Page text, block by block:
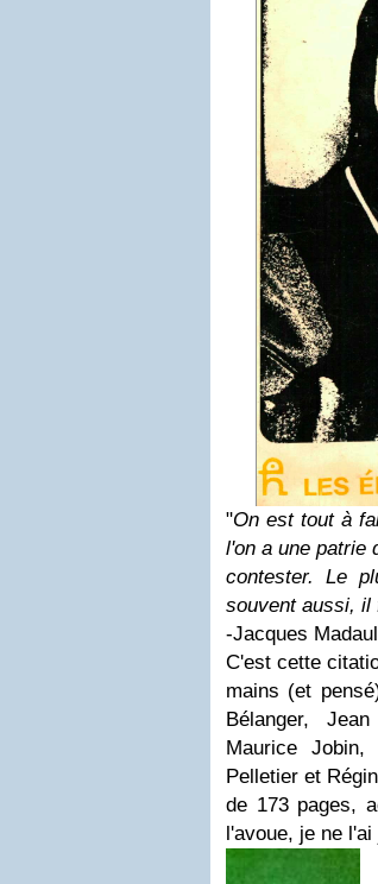
"On est tout à
l'on a une patrie
contester. Le
souvent aussi, il
-Jacques
C'est cette
mains (et
Bélanger,
Maurice Jobin,
Pelletier et
de 173 pages,
l'avoue, je ne